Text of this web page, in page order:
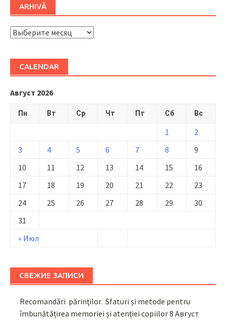
ARHIVĂ
ARHIVĂ
CALENDAR
Август 2026
Пн Вт Ср Чт Пт Сб Вс
« Июл
1
2
3
4 5 6 7 8
9
10
11 12 13 14 15
16
17
18 19 20 21 22
23
24
25 26 27 28 29
30
31
СВЕЖИЕ ЗАПИСИ
Recomandări părinţilor. Sfaturi și metode pentru
îmbunătățirea memoriei și atenției copiilor8 Август